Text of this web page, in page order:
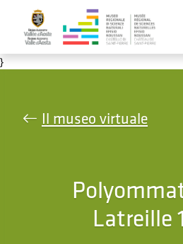
Salta al contenuto principale
}
Il museo virtuale
Latreille